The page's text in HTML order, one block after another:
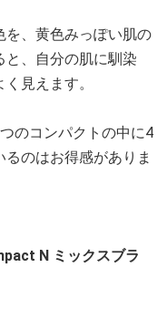
を、黄色みっぽい肌の
、自分の肌に馴染
見えます。
のコンパクトの中に4
のはお得感がありま
N ミックスブラ